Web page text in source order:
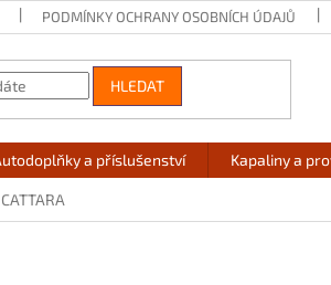
PODMÍNKY OCHRANY OSOBNÍCH ÚDAJŮ
HLEDAT
a příslušenství Kapaliny a